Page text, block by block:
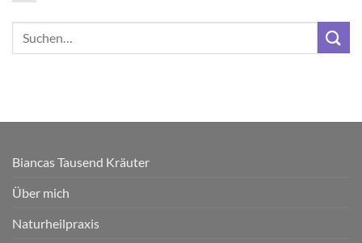
Biancas Tausend Kräuter
Über mich
Naturheilpraxis